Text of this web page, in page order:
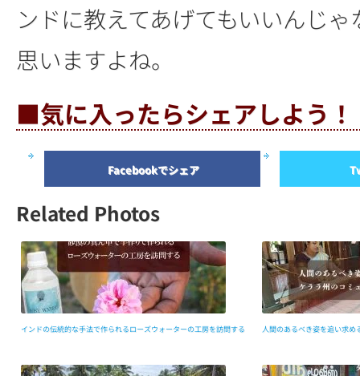
ンドに教えてあげてもいいんじ
思いますよね。
■気に入ったらシェアしよう！
Facebookでシェア
Related Photos
インドの伝統的な手法で作られるローズウォーターの工房を訪問する 人間のあるべき姿を追い求